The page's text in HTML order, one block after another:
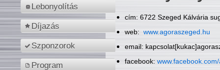
Lebonyolítás
Díjazás
Szponzorok
Program
cím: 6722 Szeged Kálvária
web: www.agoraszeged.hu
email:
facebook: